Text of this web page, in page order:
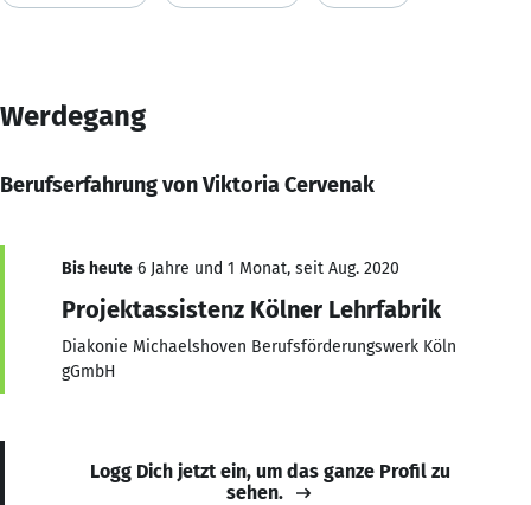
Werdegang
Berufserfahrung von Viktoria Cervenak
Bis heute 6 Jahre und 1 Monat, seit Aug. 2020
Projektassistenz Kölner Lehrfabrik
Diakonie Michaelshoven Berufsförderungswerk Köln
gGmbH
Logg Dich jetzt ein, um das ganze Profil zu
sehen.